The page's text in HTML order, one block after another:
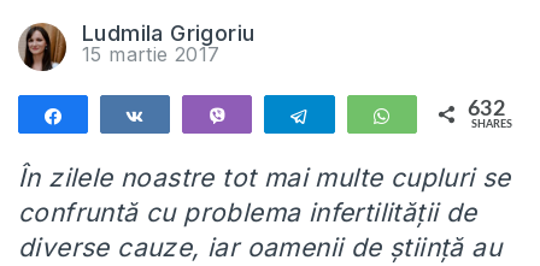
Ludmila Grigoriu
15 martie 2017
Telegram WhatsApp
632
SHARES
În zilele noastre tot mai multe cupluri se
confruntă cu problema infertilității de
diverse cauze, iar oamenii de știință au